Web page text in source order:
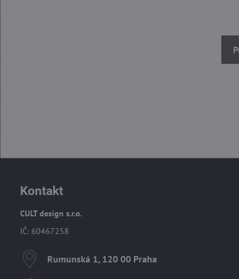
Kontakt
CULT design s.r.o.
IČ: 60467258
Rumunská 1, 120 00 Praha